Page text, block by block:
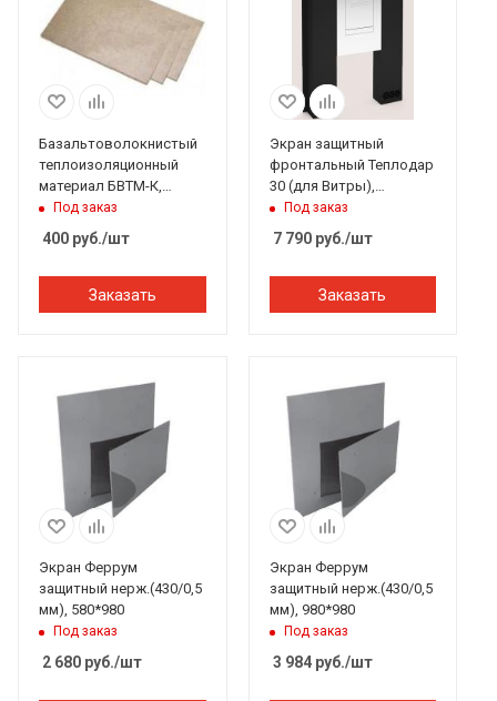
Базальтоволокнистый
теплоизоляционный
материал БВТМ-К,
картон, 1250*600*10 мм
Под заказ
400 руб./шт
Заказать
Экран защитный
фронтальный Теплодар
30 (для Витры),
1002x792x103 мм
Под заказ
7 790руб./шт
Заказать
Экран Феррум
защитный нерж.(430/0,5
мм), 580*980
Под заказ
2 680 руб./шт
Экран Феррум
защитный нерж.(430/0,5
мм), 980*980
Под заказ
3 984руб./шт